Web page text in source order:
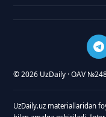
© 2026 UzDaily · OAV
UzDaily.uz materiallaridan